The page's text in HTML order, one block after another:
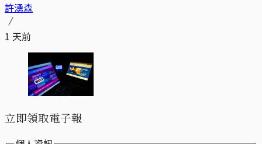
許湧森
1 天前
立即領取電子報